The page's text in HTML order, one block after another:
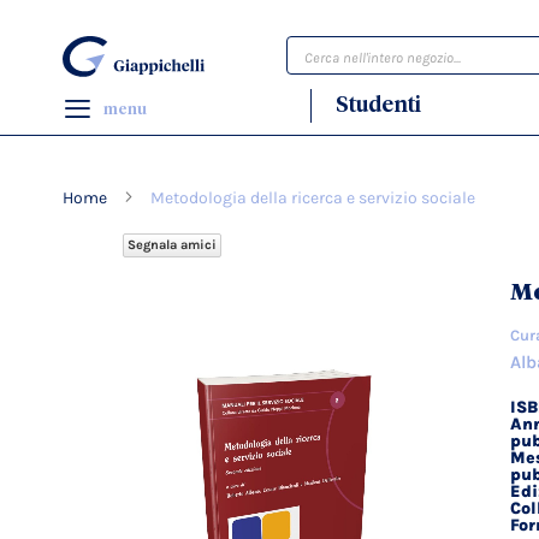
Cerca
menu Studenti
Home Metodologia della ricerca e servizio sociale
Segnala amici